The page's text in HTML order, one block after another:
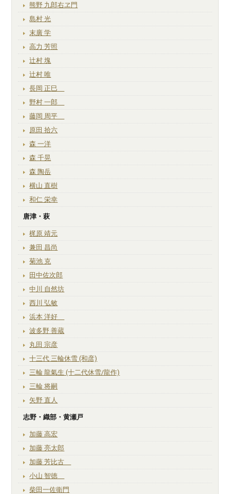
熊野 九郎右ヱ門
島村 光
末廣 学
高力 芳照
辻村 塊
辻村 唯
長岡 正巳
野村 一郎
藤岡 周平
原田 拾六
森 一洋
森 千晃
森 陶岳
横山 直樹
和仁 栄幸
唐津・萩
梶原 靖元
兼田 昌尚
菊池 克
田中佐次郎
中川 自然坊
西川 弘敏
浜本 洋好
波多野 善蔵
丸田 宗彦
十三代 三輪休雪 (和彦)
三輪 龍氣生 (十二代休雪/龍作)
三輪 将嗣
矢野 直人
志野・織部・黄瀬戸
加藤 高宏
加藤 亮太郎
加藤 芳比古
小山 智徳
柴田一佐衛門